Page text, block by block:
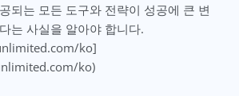
되는 모든 도구와 전략이 성공에 큰 변
는 사실을 알아야 합니다.
ko]
ko)